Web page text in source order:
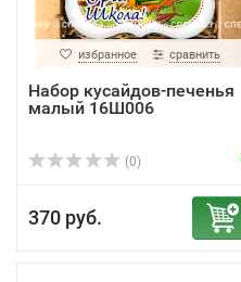
избранное сравнить
Набор кусайдов-печенья
малый 16Ш006
(0)
370 руб.